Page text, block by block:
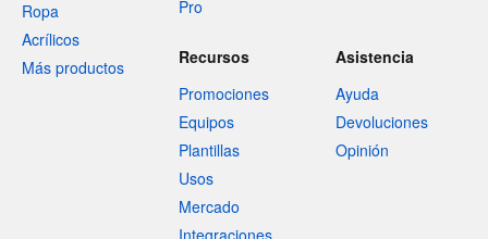
Ropa
Acrílicos
Más productos
Pro
Recursos
Promociones
Equipos
Plantillas
Usos
Mercado
Integraciones
Asistencia
Ayuda
Devoluciones
Opinión